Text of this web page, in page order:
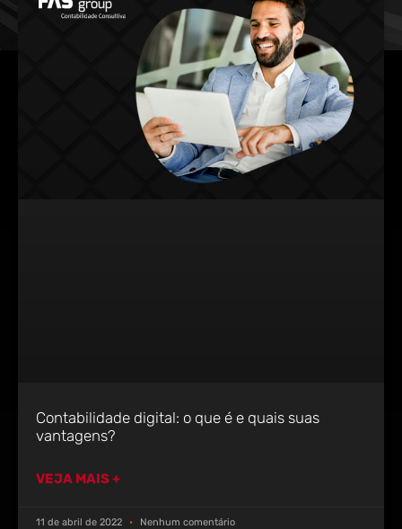
Contabilidade digital: o que é e quais suas
vantagens?
VEJA MAIS +
11 de abril de 2022 Nenhum comentário